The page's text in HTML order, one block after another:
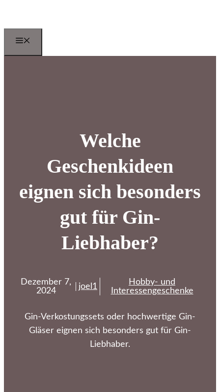
springen
Welche
Geschenkideen
eignen sich besonders
gut für Gin-
Liebhaber?
Dezember 7,
2024
joel1
Hobby- und
Interessengeschenke
Gin-Verkostungssets oder hochwertige Gin-
Gläser eignen sich besonders gut für Gin-
Liebhaber.